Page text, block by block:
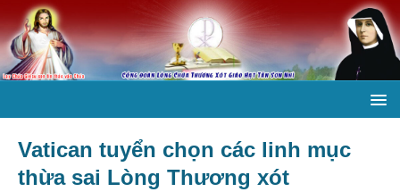
Vatican tuyển chọn các linh mục
thừa sai Lòng Thương xót